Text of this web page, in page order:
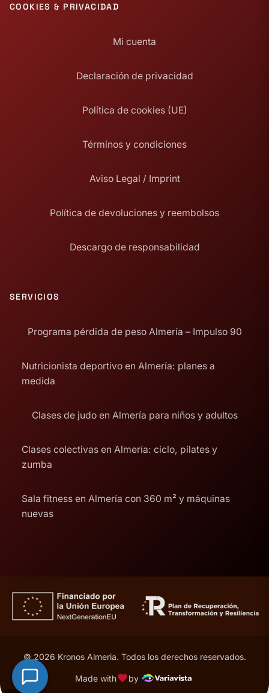
COOKIES & PRIVACIDAD
Mi cuenta
Declaración de privacidad
Política de cookies (UE)
Términos y condiciones
Aviso Legal / Imprint
Política de devoluciones y reembolsos
Descargo de responsabilidad
SERVICIOS
Programa pérdida de peso Almería – Impulso 90
Nutricionista deportivo en Almería: planes a
medida
Clases de judo en Almería para niños y adultos
Clases colectivas en Almería: ciclo, pilates y
zumba
Sala fitness en Almería con 360 m² y máquinas
nuevas
© 2026 Kronos Almeria. Todos los derechos reservados.
Made with by